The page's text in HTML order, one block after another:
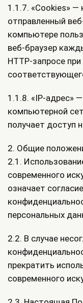
1.1.7. «Cookies»
отправленный
компьютере
веб-браузер
HTTP-запросе
1.1.8. «IP-адрес»
компьютерной
получает доступ
2. Общие
2.1.
современного
означает
персональных
2.2. В случае
прекратить
современного